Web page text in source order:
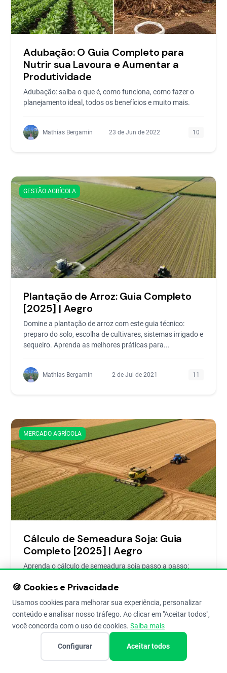
Adubação: O Guia Completo para
Nutrir sua Lavoura e Aumentar a
Produtividade
Adubação: saiba o que é, como funciona, como fazer o
planejamento ideal, todos os benefícios e muito mais.
Mathias Bergamin 23 de Jun de 2022 10
GESTÃO AGRÍCOLA
Plantação de Arroz: Guia Completo
[2025] | Aegro
Domine a plantação de arroz com este guia técnico:
preparo do solo, escolha de cultivares, sistemas irrigado e
sequeiro. Aprenda as melhores práticas para...
Mathias Bergamin 2 de Jul de 2021 11
MERCADO AGRÍCOLA
Cálculo de Semeadura Soja: Guia
Completo [2025] | Aegro
Aprenda o cálculo de semeadura soja passo a passo:
regule a plantadeira para máxima produtividade.
Mathias Bergamin 1 de Oct de 2019 10
🍪 Cookies e Privacidade
Usamos cookies para melhorar sua experiência, personalizar
conteúdo e analisar nosso tráfego. Ao clicar em "Aceitar todos",
você concorda com o uso de cookies. Saiba mais
Configurar Aceitar todos